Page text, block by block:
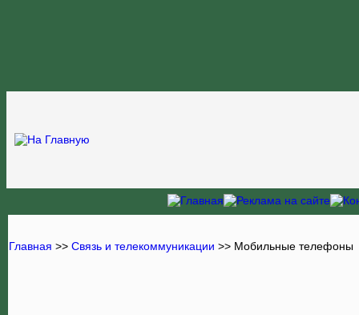
Главная >> Связь и телекоммуникации >> Мобильные телефоны